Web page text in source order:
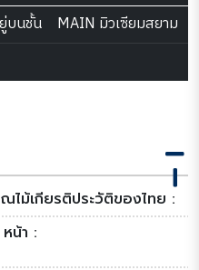
บนชั้น
MAIN มิวเซียมสยาม
ไม้เกียรติประวัติของไทย :
น้า :